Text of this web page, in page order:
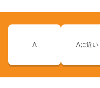
A Aに近い